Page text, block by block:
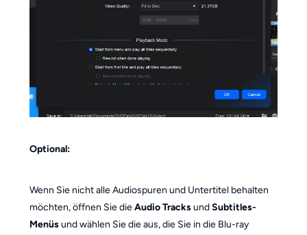
Optional:
Wenn Sie nicht alle Audiospuren und Untertitel behalten
möchten, öffnen Sie dieAudio TracksundSubtitles-
Menüsund wählen Sie die aus, die Sie in die Blu-ray